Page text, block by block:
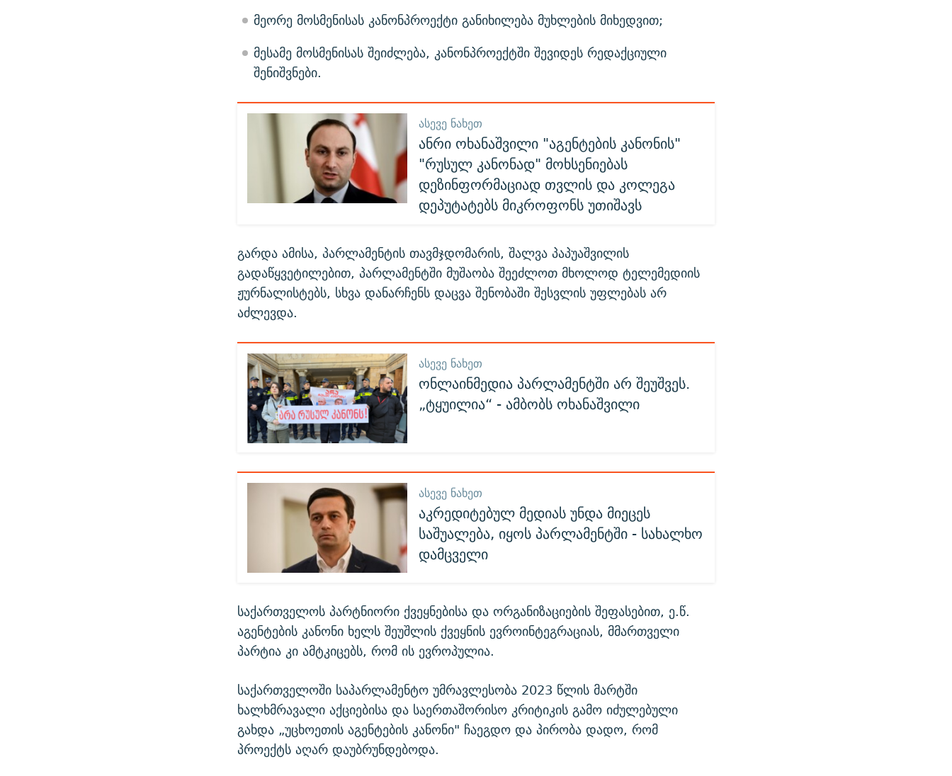
მეორე მოსმენისას კანონპროექტი განიხილება მუხლების მიხედვით;
მესამე მოსმენისას შეიძლება, კანონპროექტში შევიდეს რედაქციული
შენიშვნები.
ᲐᲡᲔᲕᲔ ᲜᲐᲮᲔᲗ
ანრი ოხანაშვილი "აგენტების კანონის"
"რუსულ კანონად" მოხსენიებას
დეზინფორმაციად თვლის და კოლეგა
დეპუტატებს მიკროფონს უთიშავს
გარდა ამისა, პარლამენტის თავმჯდომარის, შალვა პაპუაშვილის
გადაწყვეტილებით, პარლამენტში მუშაობა შეეძლოთ მხოლოდ ტელემედიის
ჟურნალისტებს, სხვა დანარჩენს დაცვა შენობაში შესვლის უფლებას არ
აძლევდა.
ᲐᲡᲔᲕᲔ ᲜᲐᲮᲔᲗ
ონლაინმედია პარლამენტში არ შეუშვეს.
„ტყუილია“ - ამბობს ოხანაშვილი
ᲐᲡᲔᲕᲔ ᲜᲐᲮᲔᲗ
აკრედიტებულ მედიას უნდა მიეცეს
საშუალება, იყოს პარლამენტში - სახალხო
დამცველი
საქართველოს პარტნიორი ქვეყნებისა და ორგანიზაციების შეფასებით, ე.წ.
აგენტების კანონი ხელს შეუშლის ქვეყნის ევროინტეგრაციას, მმართველი
პარტია კი ამტკიცებს, რომ ის ევროპულია.
საქართველოში საპარლამენტო უმრავლესობა 2023 წლის მარტში
ხალხმრავალი აქციებისა და საერთაშორისო კრიტიკის გამო იძულებული
გახდა „უცხოეთის აგენტების კანონი" ჩაეგდო და პირობა დადო, რომ
პროექტს აღარ დაუბრუნდებოდა.